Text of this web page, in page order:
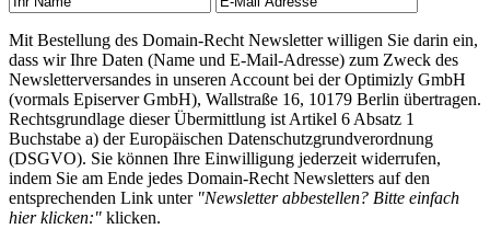
Mit Bestellung des Domain-Recht Newsletter willigen Sie darin ein,
dass wir Ihre Daten (Name und E-Mail-Adresse) zum Zweck des
Newsletterversandes in unseren Account bei der Optimizly GmbH
(vormals Episerver GmbH), Wallstraße 16, 10179 Berlin übertragen.
Rechtsgrundlage dieser Übermittlung ist Artikel 6 Absatz 1
Buchstabe a) der Europäischen Datenschutzgrundverordnung
(DSGVO). Sie können Ihre Einwilligung jederzeit widerrufen,
indem Sie am Ende jedes Domain-Recht Newsletters auf den
entsprechenden Link unter "Newsletter abbestellen? Bitte einfach
hier klicken:" klicken.